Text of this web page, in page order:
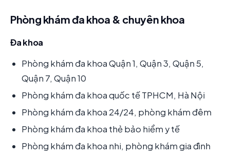
Phòng khám đa khoa & chuyên khoa
Đa khoa
Phòng khám đa khoa Quận 1, Quận 3, Quận 5,
Quận 7, Quận 10
Phòng khám đa khoa quốc tế TPHCM, Hà Nội
Phòng khám đa khoa 24/24, phòng khám đêm
Phòng khám đa khoa thẻ bảo hiểm y tế
Phòng khám đa khoa nhi, phòng khám gia đình